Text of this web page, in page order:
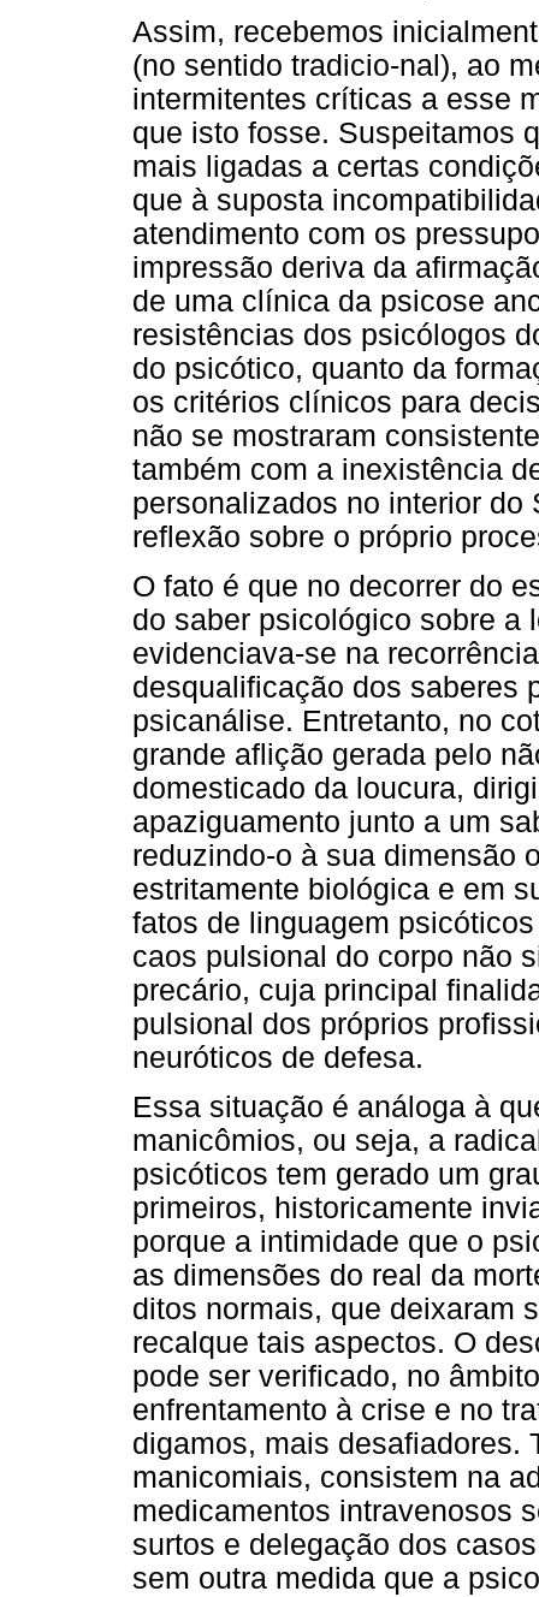
Assim, recebemos
(no sentido tradicio-nal), ao
intermitentes críticas a esse
que isto fosse. Suspeitamos
mais ligadas a certas
que à suposta
atendimento com os
impressão deriva da
de uma clínica da psicose
resistências dos psicólogos
do psicótico, quanto da
os critérios clínicos para
não se mostraram
também com a inexistência
personalizados no interior do
reflexão sobre o próprio
O fato é que no decorrer do
do saber psicológico sobre a
evidenciava-se na
desqualificação dos saberes
psicanálise. Entretanto, no
grande aflição gerada pelo
domesticado da loucura,
apaziguamento junto a um
reduzindo-o à sua dimensão
estritamente biológica e em
fatos de linguagem
caos pulsional do corpo não
precário, cuja principal
pulsional dos próprios
neuróticos de defesa.
Essa situação é análoga à
manicômios, ou seja, a
psicóticos tem gerado um
primeiros, historicamente
porque a intimidade que o
as dimensões do real da
ditos normais, que deixaram
recalque tais aspectos. O
pode ser verificado, no
enfrentamento à crise e no
digamos, mais desafiadores.
manicomiais, consistem na
medicamentos intravenosos
surtos e delegação dos
sem outra medida que a